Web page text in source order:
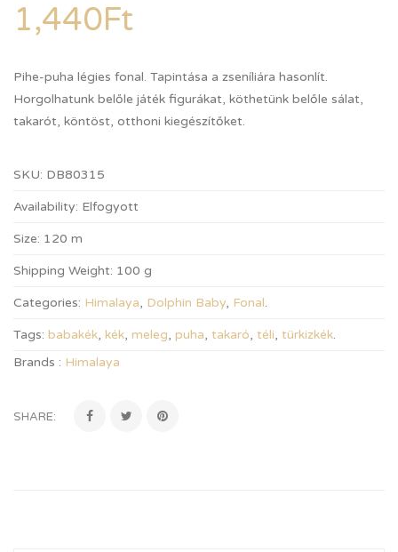
1,440Ft
Pihe-puha légies fonal. Tapintása a zseníliára hasonlít.
Horgolhatunk belőle játék figurákat, köthetünk belőle sálat,
takarót, köntöst, otthoni kiegészítőket.
SKU: DB80315
Availability: Elfogyott
Size: 120 m
Shipping Weight: 100 g
Categories: Himalaya, Dolphin Baby, Fonal.
Tags: babakék, kék, meleg, puha, takaró, téli, türkizkék.
Brands : Himalaya
SHARE: